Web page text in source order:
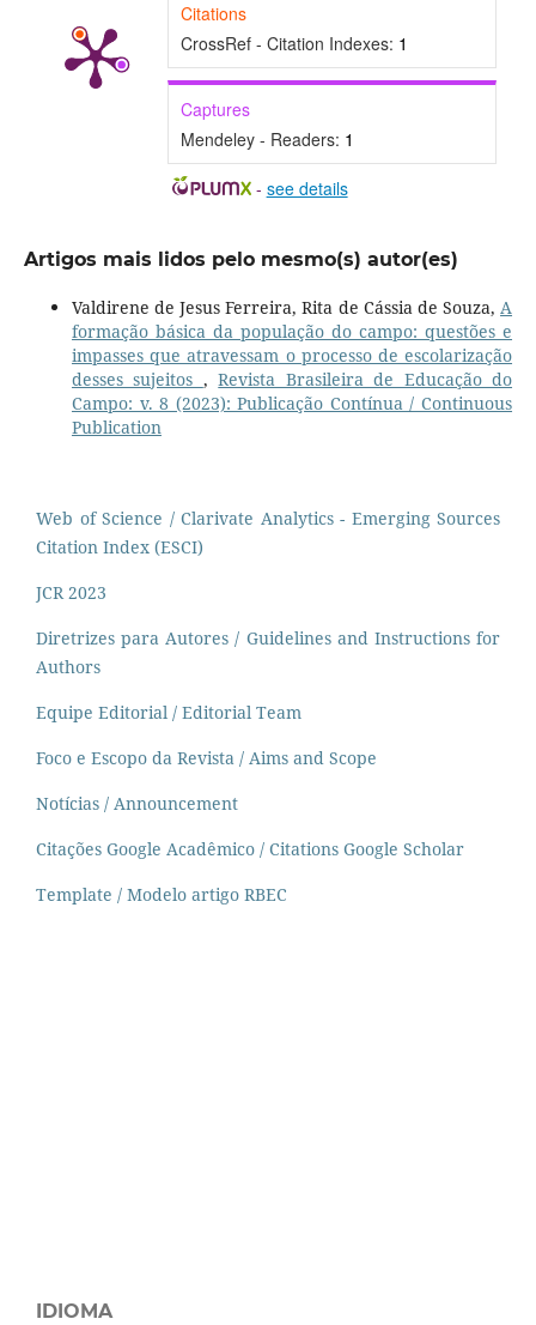
Citations
CrossRef - Citation Indexes: 1
Captures
Mendeley - Readers: 1
- see details
Artigos mais lidos pelo mesmo(s) autor(es)
Valdirene de Jesus Ferreira, Rita de Cássia de Souza,A
formação básica da população do campo: questões e
impasses que atravessam o processo de escolarização
desses sujeitos ,Revista Brasileira de Educação do
Campo: v. 8 (2023): Publicação Contínua / Continuous
Publication
Web of Science / Clarivate Analytics - Emerging Sources
Citation Index (ESCI)
JCR 2023
Diretrizes para Autores / Guidelines and Instructions for
Authors
Equipe Editorial / Editorial Team
Foco e Escopo da Revista / Aims and Scope
Notícias / Announcement
Citações Google Acadêmico / Citations Google Scholar
Template / Modelo artigo RBEC
IDIOMA